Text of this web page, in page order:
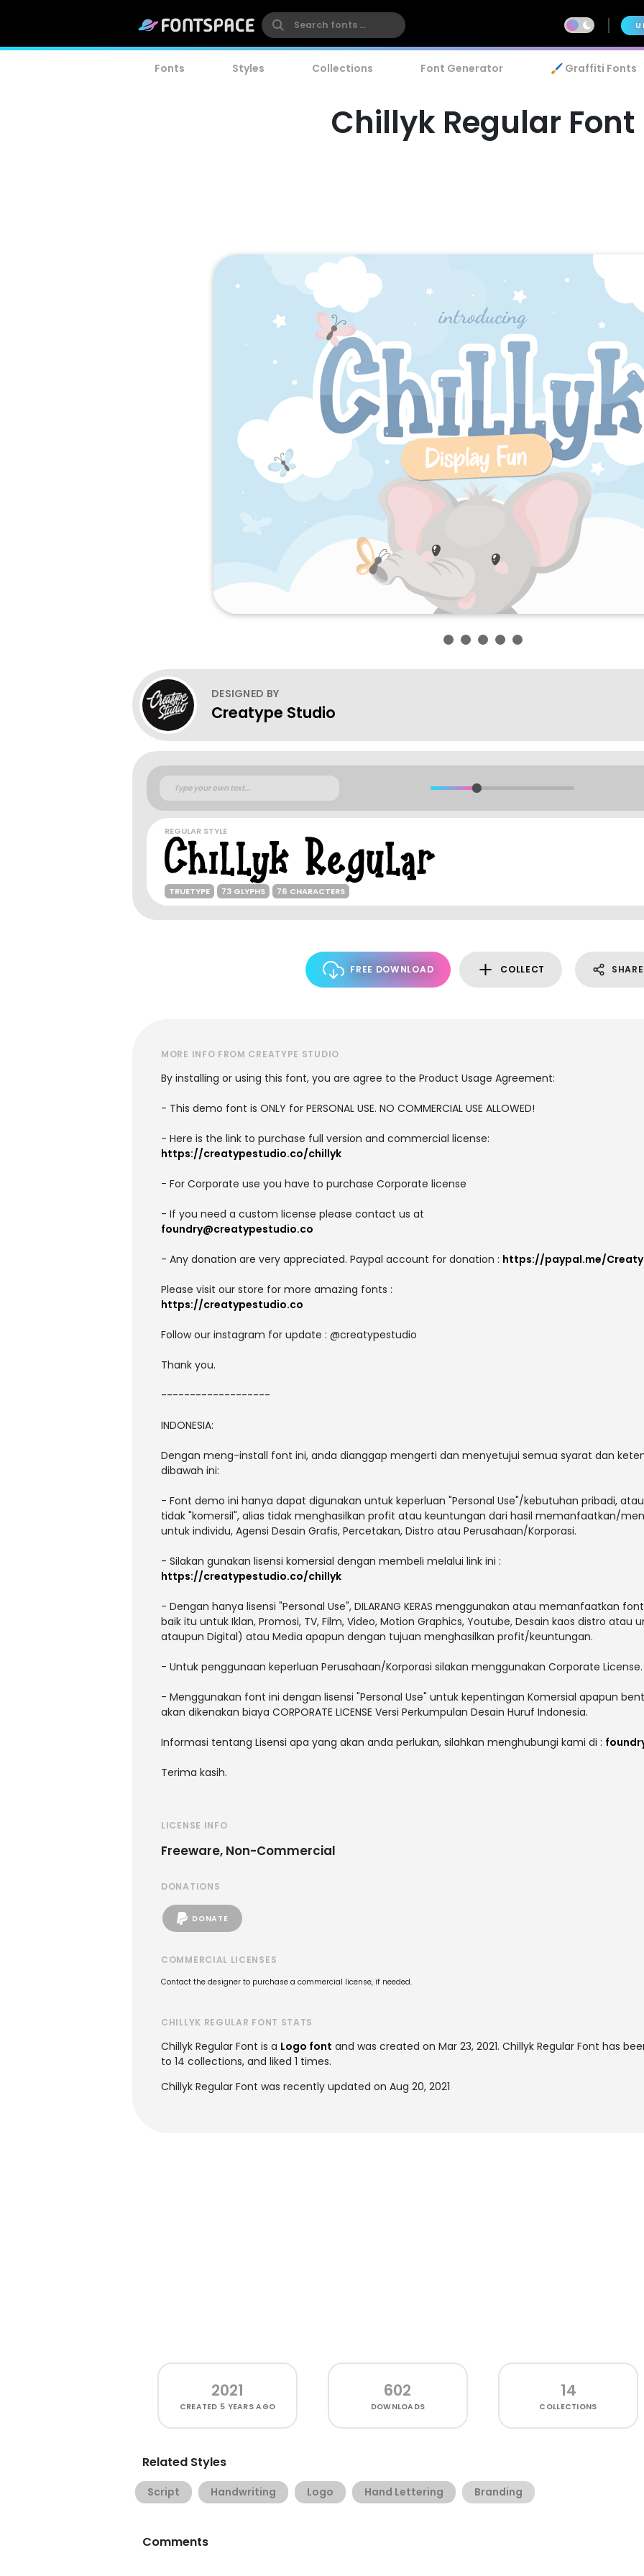
Fonts Styles Collections Font Generator 🖌️ Graffiti Fonts
Chillyk Regular Font
DESIGNED BY
Creatype Studio
REGULAR STYLE
TRUETYPE 73 GLYPHS 76 CHARACTERS
FREE DOWNLOAD COLLECT SHARE
MORE INFO FROM CREATYPE STUDIO
By installing or using this font, you are agree to the Product Usage Agreement:
- This demo font is ONLY for PERSONAL USE. NO COMMERCIAL USE ALLOWED!
- Here is the link to purchase full version and commercial license:
https://creatypestudio.co/chillyk
- For Corporate use you have to purchase Corporate license
- If you need a custom license please contact us at
foundry@creatypestudio.co
- Any donation are very appreciated. Paypal account for donation : https://paypal.me/
Please visit our store for more amazing fonts :
https://creatypestudio.co
Follow our instagram for update : @creatypestudio
Thank you.
-------------------
INDONESIA:
Dengan meng-install font ini, anda dianggap mengerti dan menyetujui semua syarat dan
dibawah ini:
- Font demo ini hanya dapat digunakan untuk keperluan "Personal Use"/kebutuhan pribadi,
tidak "komersil", alias tidak menghasilkan profit atau keuntungan dari hasil memanfaatkan/
untuk individu, Agensi Desain Grafis, Percetakan, Distro atau Perusahaan/Korporasi.
- Silakan gunakan lisensi komersial dengan membeli melalui link ini :
https://creatypestudio.co/chillyk
- Dengan hanya lisensi "Personal Use", DILARANG KERAS menggunakan atau memanfaatkan
baik itu untuk Iklan, Promosi, TV, Film, Video, Motion Graphics, Youtube, Desain kaos distro atau
ataupun Digital) atau Media apapun dengan tujuan menghasilkan profit/keuntungan.
- Untuk penggunaan keperluan Perusahaan/Korporasi silakan menggunakan Corporate License.
- Menggunakan font ini dengan lisensi "Personal Use" untuk kepentingan Komersial apapun
akan dikenakan biaya CORPORATE LICENSE Versi Perkumpulan Desain Huruf Indonesia.
Informasi tentang Lisensi apa yang akan anda perlukan, silahkan menghubungi kami di :
Terima kasih.
LICENSE INFO
Freeware, Non-Commercial
DONATIONS
DONATE
COMMERCIAL LICENSES
Contact the designer to purchase a commercial license, if needed.
CHILLYK REGULAR FONT STATS
Chillyk Regular Font is a Logo font and was created on Mar 23, 2021. Chillyk Regular Font has
to 14 collections, and liked 1 times.
Chillyk Regular Font was recently updated on Aug 20, 2021
2021
CREATED 5 YEARS AGO
602
DOWNLOADS
14
COLLECTIONS
Related Styles
Script Handwriting Logo Hand Lettering Branding
Comments